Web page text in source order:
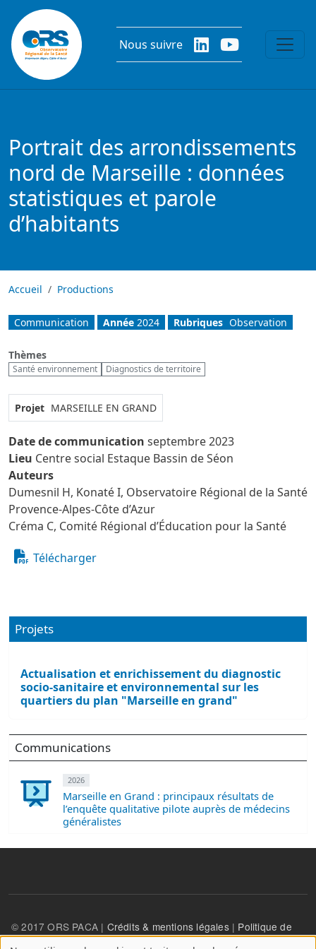
Aller au contenu principal
Nous suivre
Portrait des arrondissements
nord de Marseille : données
statistiques et parole
d’habitants
Accueil Productions
Communication Année 2024 Rubriques Observation
Thèmes
Santé environnement Diagnostics de territoire
Projet MARSEILLE EN GRAND
Date de communication septembre 2023
Lieu Centre social Estaque Bassin de Séon
Auteurs
Dumesnil H, Konaté I, Observatoire Régional de la Santé
Provence-Alpes-Côte d’Azur
Créma C, Comité Régional d’Éducation pour la Santé
Télécharger
Projets
Actualisation et enrichissement du diagnostic
socio-sanitaire et environnemental sur les
quartiers du plan "Marseille en grand"
Communications
2026
Marseille en Grand : principaux résultats de
l’enquête qualitative pilote auprès de médecins
généralistes
© 2017 ORS PACA | Crédits & mentions légales| Politique de
confidentialité